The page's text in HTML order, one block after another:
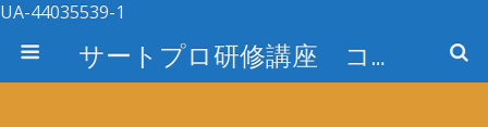
UA-44035539-1
サートプロ研修講座 コース検索